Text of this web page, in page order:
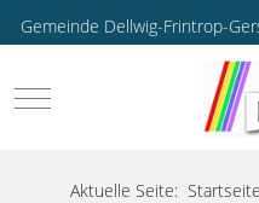
Gemeinde Dellwig-Frintrop-
Mobile Menu Toggle
Aktuelle Seite: Startseite